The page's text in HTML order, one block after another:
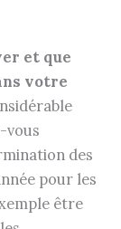
et que
votre
vous
des
pour les
être